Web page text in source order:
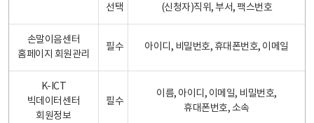
선택 (신청자)직위, 부서, 팩스번호
손말이음센터
홈페이지 회원관리
필수 아이디, 비밀번호, 휴대폰번호, 이메일
K-ICT
빅데이터센터
회원정보
필수
이름, 아이디, 이메일, 비밀번호,
휴대폰번호, 소속